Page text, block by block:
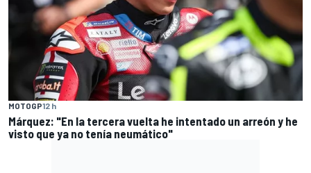
MOTOGP12 h
Márquez: "En la tercera vuelta he intentado un arreón y he
visto que ya no tenía neumático"